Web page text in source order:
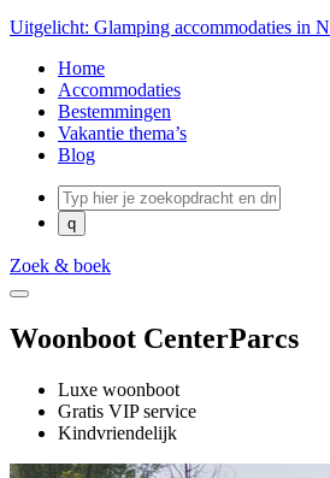
Uitgelicht: Glamping accommodaties in
Home
Accommodaties
Bestemmingen
Vakantie thema’s
Blog
Zoek & boek
Woonboot CenterParcs
Luxe woonboot
Gratis VIP service
Kindvriendelijk